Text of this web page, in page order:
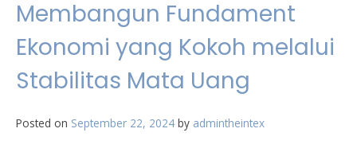
Membangun Fundament
Ekonomi yang Kokoh melalui
Stabilitas Mata Uang
Posted on September 22, 2024 by admintheintex